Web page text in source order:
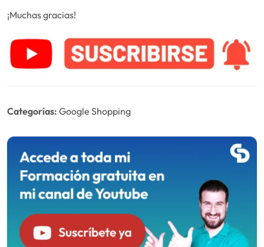
¡Muchas gracias!
Categorías: Google Shopping